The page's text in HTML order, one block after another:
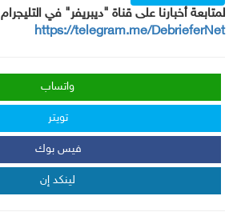
لمتابعة أخبارنا على قناة "ديبريفر" في التليجرام
https://telegram.me/DebrieferNet
واتساب
تويتر
فيس بوك
لينكد إن